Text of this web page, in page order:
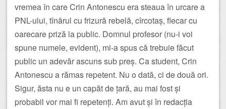
vremea în care Crin Antonescu era steaua în urcare a
PNL-ului, tînârul cu frizură rebelă, cîrcotaș, flecar cu
oarecare priză la public. Domnul profesor (nu-i voi
spune numele, evident), mi-a spus că trebuie făcut
public un adevăr ascuns sub preș. Ca student, Crin
Antonescu a rămas repetent. Nu o dată, ci de două ori.
Sigur, ăsta nu e un capăt de țară, au mai fost și
probabil vor mai fi repetenți. Am avut și în redacția